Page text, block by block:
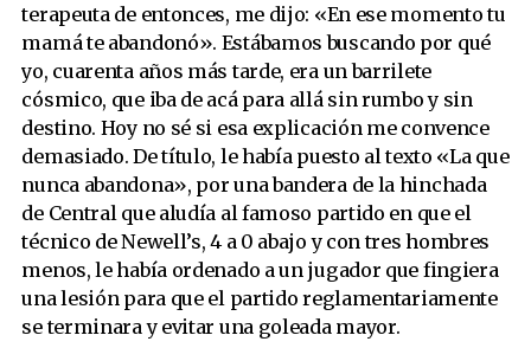
terapeuta de entonces, me dijo: «En ese momento tu
mamá te abandonó». Estábamos buscando por qué
yo, cuarenta años más tarde, era un barrilete
cósmico, que iba de acá para allá sin rumbo y sin
destino. Hoy no sé si esa explicación me convence
demasiado. De título, le había puesto al texto «La que
nunca abandona», por una bandera de la hinchada
de Central que aludía al famoso partido en que el
técnico de Newell’s, 4 a 0 abajo y con tres hombres
menos, le había ordenado a un jugador que fingiera
una lesión para que el partido reglamentariamente
se terminara y evitar una goleada mayor.